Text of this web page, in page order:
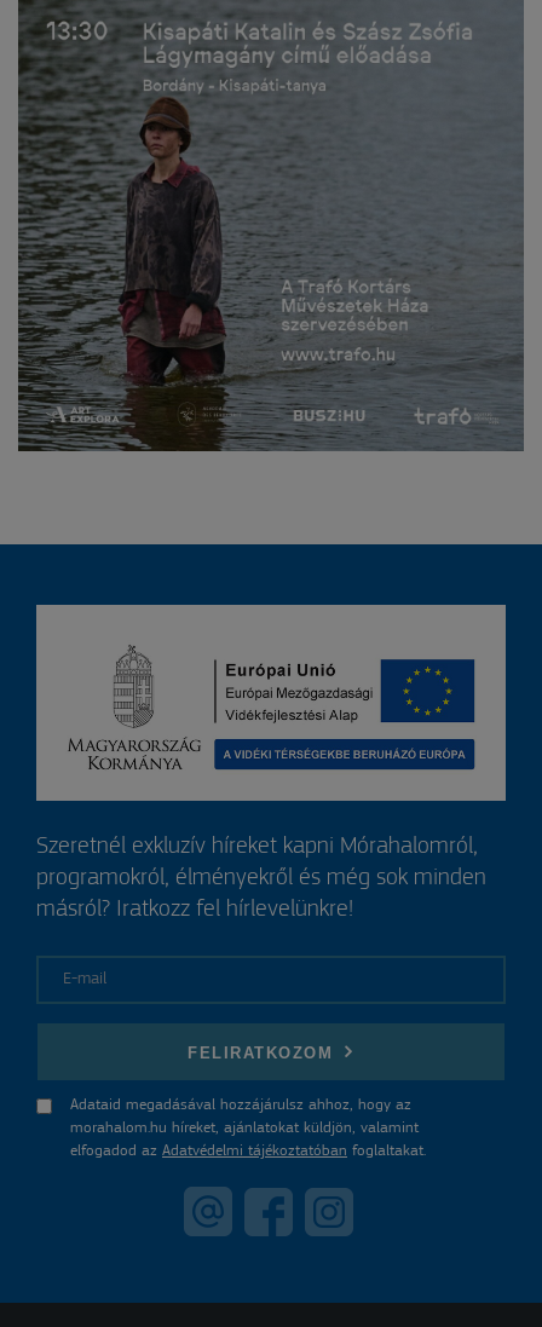
Szeretnél exkluzív híreket kapni Mórahalomról,
programokról, élményekről és még sok minden
másról? Iratkozz fel hírlevelünkre!
FELIRATKOZOM
Adataid megadásával hozzájárulsz ahhoz, hogy az
morahalom.hu híreket, ajánlatokat küldjön, valamint
elfogadod az Adatvédelmi tájékoztatóban foglaltakat.